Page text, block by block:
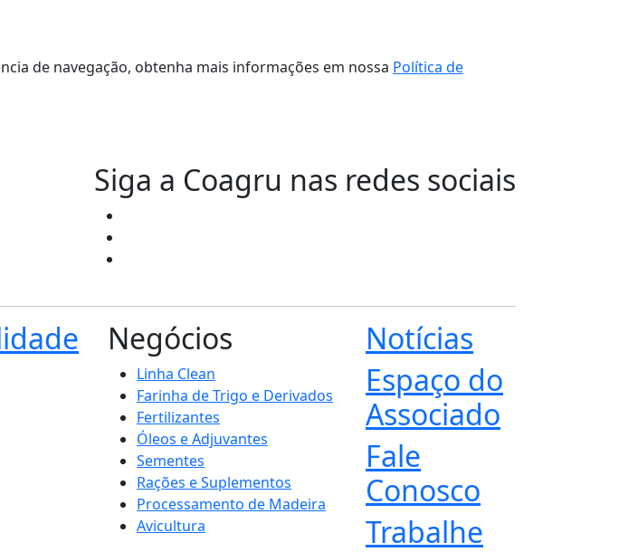
de navegação, obtenha mais informações em nossa Política de
Siga a Coagru nas redes sociais
Negócios
Linha Clean
Farinha de Trigo e Derivados
Fertilizantes
Óleos e Adjuvantes
Sementes
Rações e Suplementos
Processamento de Madeira
Avicultura
Notícias
Espaço do
Associado
Fale
Conosco
Trabalhe